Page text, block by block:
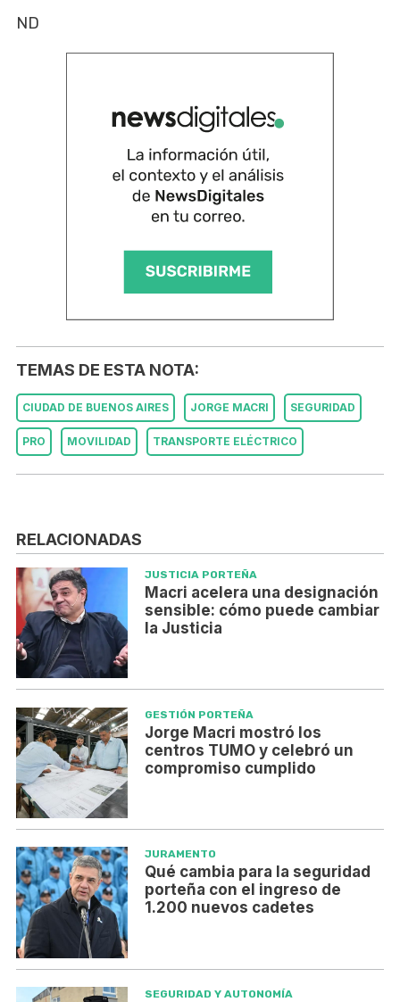
ND
TEMAS DE ESTA NOTA:
CIUDAD DE BUENOS AIRES JORGE MACRI SEGURIDAD
PRO MOVILIDAD TRANSPORTE ELÉCTRICO
RELACIONADAS
JUSTICIA PORTEÑA
Macri acelera una designación
sensible: cómo puede cambiar
la Justicia
GESTIÓN PORTEÑA
Jorge Macri mostró los
centros TUMO y celebró un
compromiso cumplido
JURAMENTO
Qué cambia para la seguridad
porteña con el ingreso de
1.200 nuevos cadetes
SEGURIDAD Y AUTONOMÍA